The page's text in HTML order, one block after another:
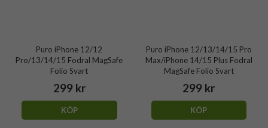
Puro iPhone 12/12
Pro/13/14/15 Fodral MagSafe
Folio Svart
299 kr
KÖP
Puro iPhone 12/13/14/15 Pro
Max/iPhone 14/15 Plus Fodral
MagSafe Folio Svart
299 kr
KÖP